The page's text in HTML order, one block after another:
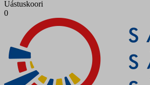
Uástuskoori
0